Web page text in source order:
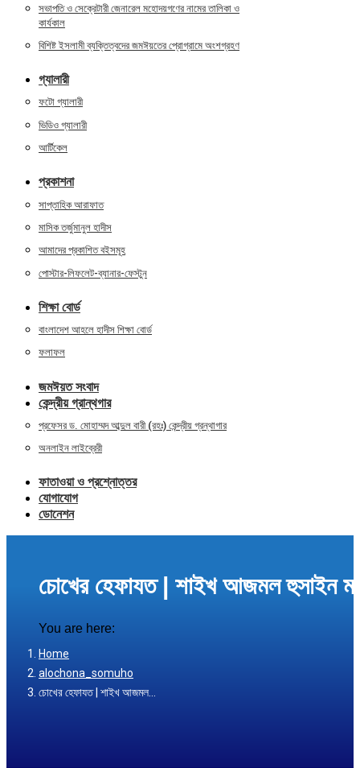
সভাপতি ও সেক্রেটারী জেনারেল মহোদয়গণের নামের তালিকা ও
কার্যকাল
বিশিষ্ট ইসলামী ব্যক্তিত্বদের জমঈয়তের প্রোগ্রামে অংশগ্রহণ
গ্যালারী
ফটো গ্যালারী
ভিডিও গ্যালারী
আর্টিকেল
প্রকাশনা
সাপ্তাহিক আরাফাত
মাসিক তর্জুমানুল হাদীস
আমাদের প্রকাশিত বইসমূহ
পোস্টার-লিফলেট-ব্যানার-ফেস্টুন
শিক্ষা বোর্ড
বাংলাদেশ আহলে হাদীস শিক্ষা বোর্ড
ফলাফল
জমঈয়ত সংবাদ
কেন্দ্রীয় গ্রান্থগার
প্রফেসর ড. মোহাম্মদ আব্দুল বারী (রহঃ) কেন্দ্রীয় গ্রন্থাগার
অনলাইন লাইব্রেরী
ফাতাওয়া ও প্রশ্নোত্তর
যোগাযোগ
ডোনেশন
চোখের হেফাযত | শাইখ আজমল হুসাইন
You are here:
Home
alochona_somuho
চোখের হেফাযত | শাইখ আজমল…